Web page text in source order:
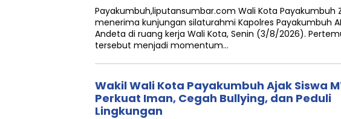
Payakumbuh,liputansumbar.com Wali Kota Payakumbuh
menerima kunjungan silaturahmi Kapolres Payakumbuh
Andeta di ruang kerja Wali Kota, Senin (3/8/2026).
tersebut menjadi momentum…
Wakil Wali Kota Payakumbuh Ajak Siswa
Perkuat Iman, Cegah Bullying, dan Peduli
Lingkungan